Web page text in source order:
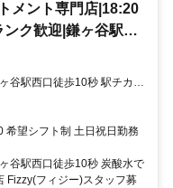
メント専門店|18:20
ク歓迎|鎌ヶ谷駅西
希望シフト制 土日祝日勤務
谷駅西口徒歩10秒 炭酸水で
Fizzy(フィジー)スタッフ募